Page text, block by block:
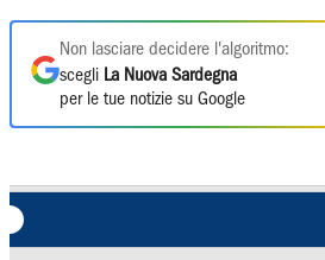
Non lasciare decidere l'algoritmo:
scegli La Nuova Sardegna
per le tue notizie su Google